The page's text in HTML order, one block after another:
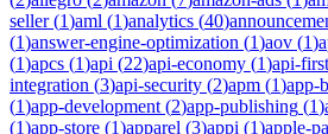
seller(1)aml (1)analytics (40)
(1)answer-engine-optimization (1)aov (1)
(1)apcs (1)api (22)api-economy (1)api-first
integration (3)api-security (2)apm (1)app-
(1)app-development (2)app-publishing (1)
(1)app-store (1)apparel (3)appi (1)apple-